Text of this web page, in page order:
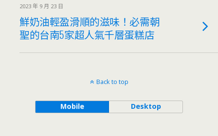
2023 年 9 月 23 日
鮮奶油輕盈滑順的滋味！必需朝
聖的台南5家超人氣千層蛋糕店
Back to top
Mobile Desktop